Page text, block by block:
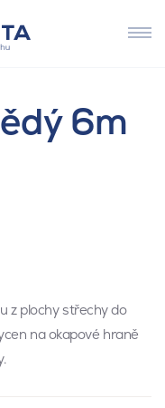
6m
z plochy střechy do
na okapové hraně